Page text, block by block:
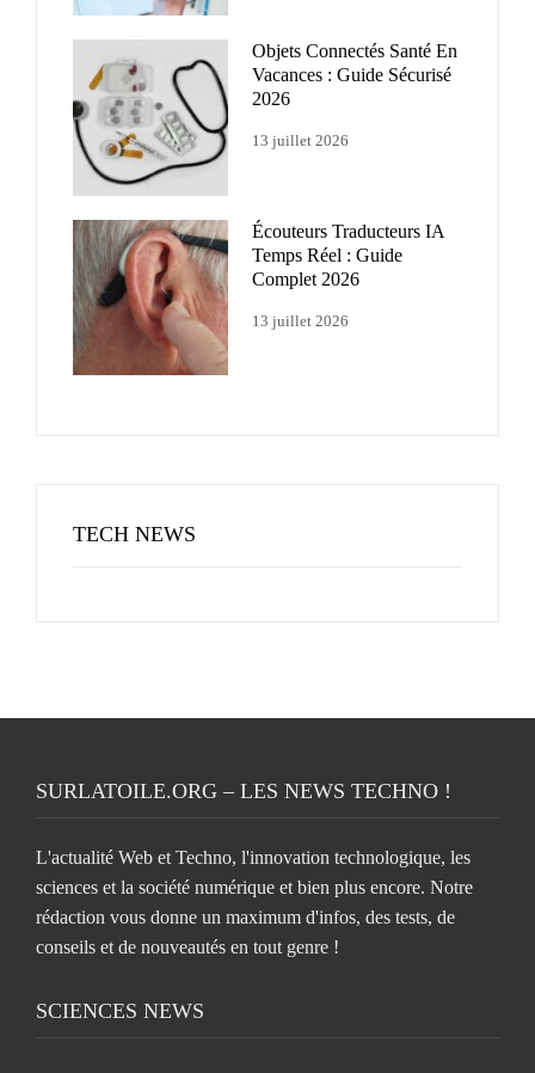
Objets Connectés Santé En
Vacances : Guide Sécurisé
2026
13 juillet 2026
Écouteurs Traducteurs IA
Temps Réel : Guide
Complet 2026
13 juillet 2026
TECH NEWS
SURLATOILE.ORG – LES NEWS TECHNO !
L'actualité Web et Techno, l'innovation technologique, les
sciences et la société numérique et bien plus encore. Notre
rédaction vous donne un maximum d'infos, des tests, de
conseils et de nouveautés en tout genre !
SCIENCES NEWS